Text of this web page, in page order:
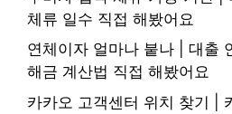
체류 일수 직접 해봤어요
연체이자 얼마나 붙나 | 대출
해금 계산법 직접 해봤어요
카카오 고객센터 위치 찾기 |